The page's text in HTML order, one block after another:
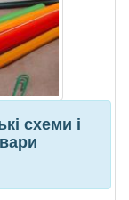
схеми і